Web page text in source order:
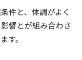
件と、体調がよく
響とが組み合わさ
す。